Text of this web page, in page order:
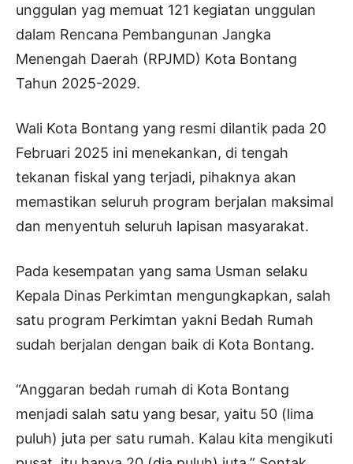
unggulan yag memuat 121 kegiatan unggulan
dalam Rencana Pembangunan Jangka
Menengah Daerah (RPJMD) Kota Bontang
Tahun 2025-2029.
Wali Kota Bontang yang resmi dilantik pada 20
Februari 2025 ini menekankan, di tengah
tekanan fiskal yang terjadi, pihaknya akan
memastikan seluruh program berjalan maksimal
dan menyentuh seluruh lapisan masyarakat.
Pada kesempatan yang sama Usman selaku
Kepala Dinas Perkimtan mengungkapkan, salah
satu program Perkimtan yakni Bedah Rumah
sudah berjalan dengan baik di Kota Bontang.
“Anggaran bedah rumah di Kota Bontang
menjadi salah satu yang besar, yaitu 50 (lima
puluh) juta per satu rumah. Kalau kita mengikuti